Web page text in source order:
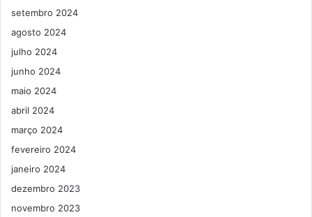
setembro 2024
agosto 2024
julho 2024
junho 2024
maio 2024
abril 2024
março 2024
fevereiro 2024
janeiro 2024
dezembro 2023
novembro 2023